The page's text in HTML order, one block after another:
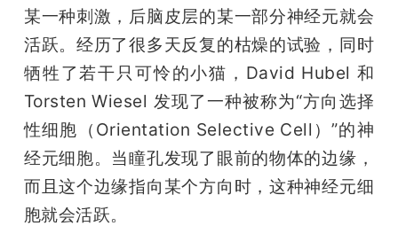
某一种刺激，后脑皮层的某一部分神经元就会
活跃。经历了很多天反复的枯燥的试验，同时
牺牲了若干只可怜的小猫，David Hubel 和
Torsten Wiesel 发现了一种被称为“方向选择
性细胞（Orientation Selective Cell）”的神
经元细胞。当瞳孔发现了眼前的物体的边缘，
而且这个边缘指向某个方向时，这种神经元细
胞就会活跃。